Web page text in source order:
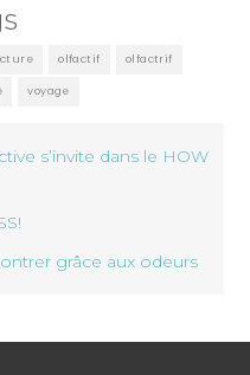
olfactif olfactrif
voyage
s’invite dans le HOW
grâce aux odeurs